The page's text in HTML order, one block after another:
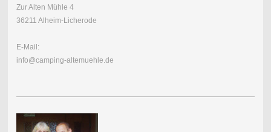
Zur Alten Mühle 4
36211 Alheim-Licherode
E-Mail:
info@camping-altemuehle.de